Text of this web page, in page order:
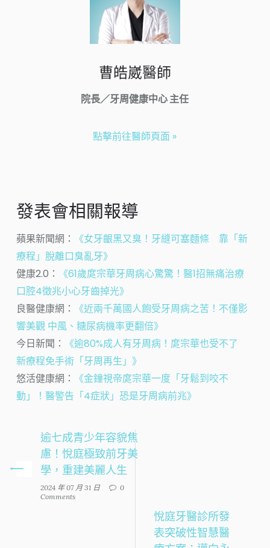
曹皓崴醫師
院長／牙周健康中心 主任
點擊前往醫師頁面 »
發表會相關報導
蘋果新聞網：
《女牙齦黑又臭！牙縫可塞麵條 靠「新
療程」脫離口臭亂牙》
健康2.0：
《61歲庹宗華牙周病心驚驚！醫1招無痛治療
口腔4徵兆小心牙齒掉光》
良醫健康網：
《近兩千萬國人飽受牙周病之苦！不僅影
響美觀 中風、糖尿病機率更翻倍》
今日新聞：
《逾80%成人有牙周病！庹宗華也受不了
新療程免手術「牙周再生」》
悠活健康網：
《金鐘視帝庹宗華一度「牙鬆到咬不
動」！醫警告「4症狀」恐是牙周病前兆》
逾七成青少年容貌焦
慮！悅庭極致前牙美
學，重建美麗人生
2024 年 07 月 31 日
0
Comments
悅庭牙醫診所發
表突破性智慧醫